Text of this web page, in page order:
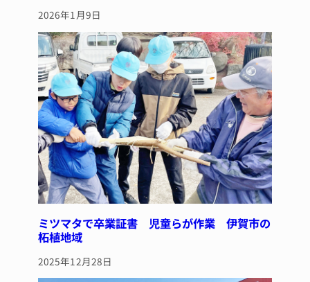
2026年1月9日
ミツマタで卒業証書 児童らが作業 伊賀市の
柘植地域
2025年12月28日